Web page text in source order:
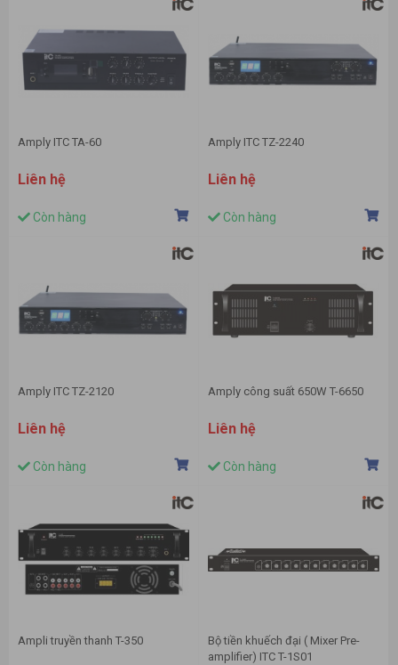
Amply ITC TA-60
Liên hệ
Còn hàng
Amply ITC TZ-2240
Liên hệ
Còn hàng
Amply ITC TZ-2120
Liên hệ
Còn hàng
Amply công suất 650W T-6650
Liên hệ
Còn hàng
Ampli truyền thanh T-350
Bộ tiền khuếch đại ( Mixer Pre-
amplifier) ITC T-1S01